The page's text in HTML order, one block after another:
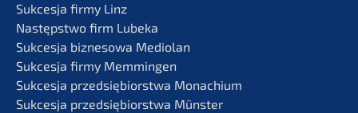
Sukces­ja firmy Linz
Następst­wo firm Lubeka
Sukces­ja bizne­so­wa Mediolan
Sukces­ja firmy Memmingen
Sukces­ja przedsię­bi­orst­wa Monachium
Sukces­ja przedsię­bi­orst­wa Münster